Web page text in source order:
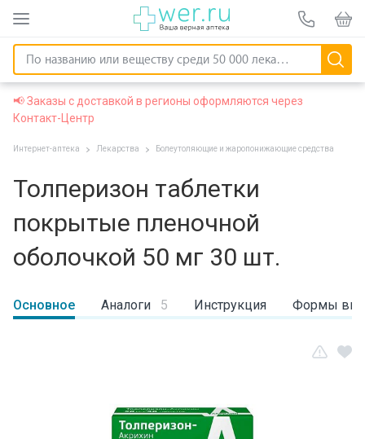
📢 Заказы с доставкой в регионы оформляются через
Контакт-Центр
Интернет-аптека Лекарства Болеутоляющие и жаропонижающие средства
Толперизон таблетки
покрытые пленочной
оболочкой 50 мг 30 шт.
Основное Аналоги 5 Инструкция Формы